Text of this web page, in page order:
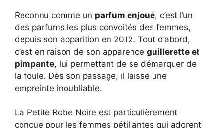
Reconnu comme un parfum enjoué, c’est l’un
des parfums les plus convoités des femmes,
depuis son apparition en 2012. Tout d’abord,
c’est en raison de son apparence guillerette et
pimpante, lui permettant de se démarquer de
la foule. Dès son passage, il laisse une
empreinte inoubliable.
La Petite Robe Noire est particulièrement
conçue pour les femmes pétillantes qui adorent